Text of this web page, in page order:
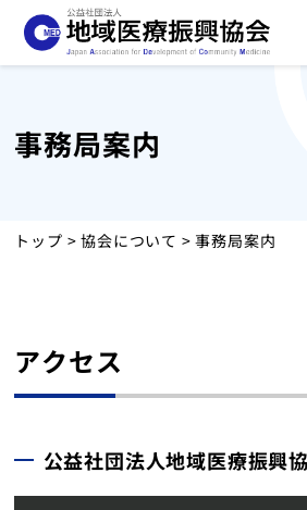
協会について
事業紹介
運営施設
地域医療研究所
事務局案内
トップ >協会について > 事務局案内
アクセス
公益社団法人地域医療振